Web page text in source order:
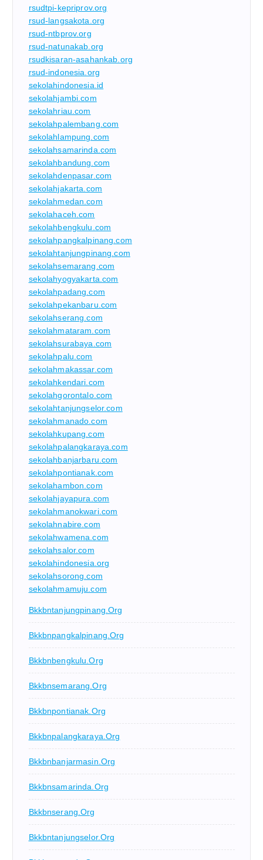
rsudtpi-kepriprov.org
rsud-langsakota.org
rsud-ntbprov.org
rsud-natunakab.org
rsudkisaran-asahankab.org
rsud-indonesia.org
sekolahindonesia.id
sekolahjambi.com
sekolahriau.com
sekolahpalembang.com
sekolahlampung.com
sekolahsamarinda.com
sekolahbandung.com
sekolahdenpasar.com
sekolahjakarta.com
sekolahmedan.com
sekolahaceh.com
sekolahbengkulu.com
sekolahpangkalpinang.com
sekolahtanjungpinang.com
sekolahsemarang.com
sekolahyogyakarta.com
sekolahpadang.com
sekolahpekanbaru.com
sekolahserang.com
sekolahmataram.com
sekolahsurabaya.com
sekolahpalu.com
sekolahmakassar.com
sekolahkendari.com
sekolahgorontalo.com
sekolahtanjungselor.com
sekolahmanado.com
sekolahkupang.com
sekolahpalangkaraya.com
sekolahbanjarbaru.com
sekolahpontianak.com
sekolahambon.com
sekolahjayapura.com
sekolahmanokwari.com
sekolahnabire.com
sekolahwamena.com
sekolahsalor.com
sekolahindonesia.org
sekolahsorong.com
sekolahmamuju.com
Bkkbntanjungpinang.org
Bkkbnpangkalpinang.org
Bkkbnbengkulu.org
Bkkbnsemarang.org
Bkkbnpontianak.org
Bkkbnpalangkaraya.org
Bkkbnbanjarmasin.org
Bkkbnsamarinda.org
Bkkbnserang.org
Bkkbntanjungselor.org